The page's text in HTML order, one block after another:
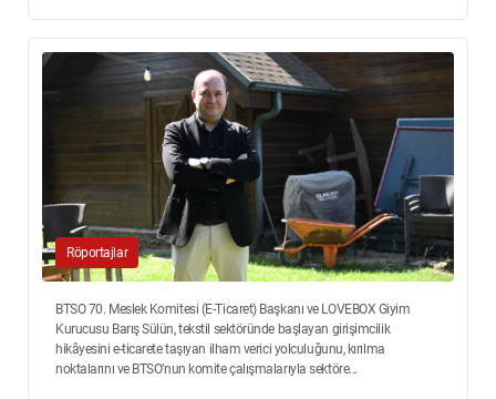
Röportajlar
BTSO 70. Meslek Komitesi (E-Ticaret) Başkanı ve LOVEBOX Giyim
Kurucusu Barış Sülün, tekstil sektöründe başlayan girişimcilik
hikâyesini e-ticarete taşıyan ilham verici yolculuğunu, kırılma
noktalarını ve BTSO’nun komite çalışmalarıyla sektöre...